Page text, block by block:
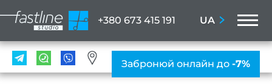
+380 673 415 191
Забронюй онлайн до -7%
UA